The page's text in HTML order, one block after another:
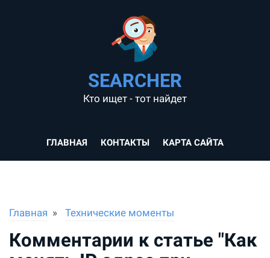
SEARCHER
Кто ищет - тот найдет
ГЛАВНАЯ КОНТАКТЫ КАРТА САЙТА
Главная Технические моменты
Комментарии к статье "Как